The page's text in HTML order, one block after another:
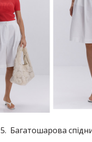
5. Багатошарова